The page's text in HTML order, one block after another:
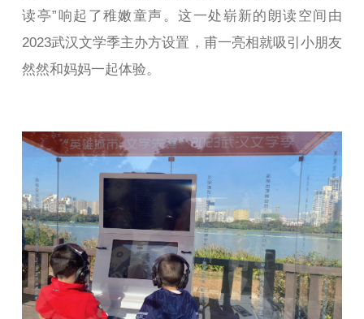
读亭”响起了稚嫩童声。这一处崭新的朗读空间由
2023武汉文学季主办方设置，甫一亮相就吸引小朋友
然然和妈妈一起体验。